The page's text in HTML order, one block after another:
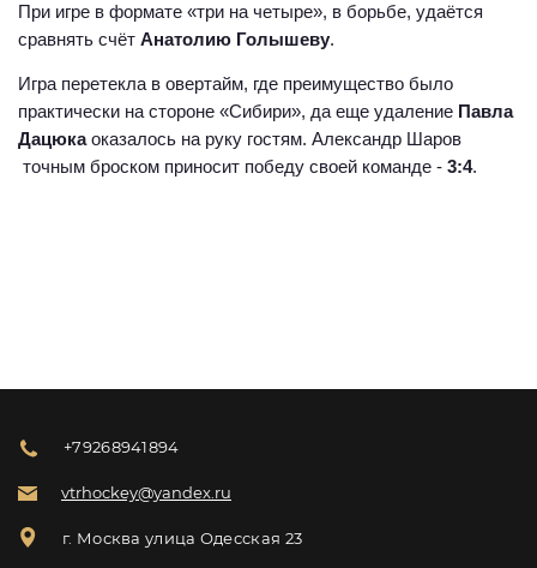
При игре в формате «три на четыре», в борьбе, удаётся
сравнять счёт Анатолию Голышеву.
Игра перетекла в овертайм, где преимущество было
практически на стороне «Сибири», да еще удаление Павла
Дацюкаоказалось на руку гостям. Александр Шаров
точным броском приносит победу своей команде - 3:4.
+79268941894
vtrhockey@yandex.ru
г. Москва улица Одесская 23